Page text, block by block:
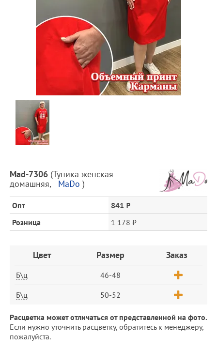
Описание
товара
и
цена
Mad-7306 (Туника женская
домашняя, MaDo )
Опт
841 ₽
Розница
1 178 ₽
ЗаказЦвет Размер Заказ
Б\ц 46-48
Б\ц 50-52
Расцветка может отличаться от представленной на фото.
Если нужно уточнить расцветку, обратитесь к менеджеру,
пожалуйста.